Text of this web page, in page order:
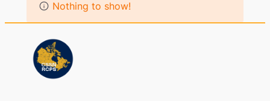
Nothing to show!